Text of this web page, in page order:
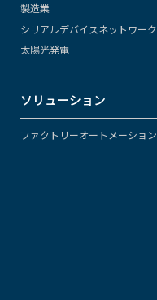
製造業
シリアルデバイスネットワーク
太陽光発電
ソリューション
ファクトリーオートメーション